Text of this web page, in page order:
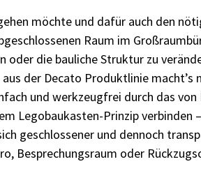
möchte und dafür auch den
Raum im
oder die bauliche Struktur zu
der Decato Produktlinie macht’s
und werkzeugfrei durch das von
Legobaukasten-Prinzip verbinden
geschlossener und dennoch
Besprechungsraum oder